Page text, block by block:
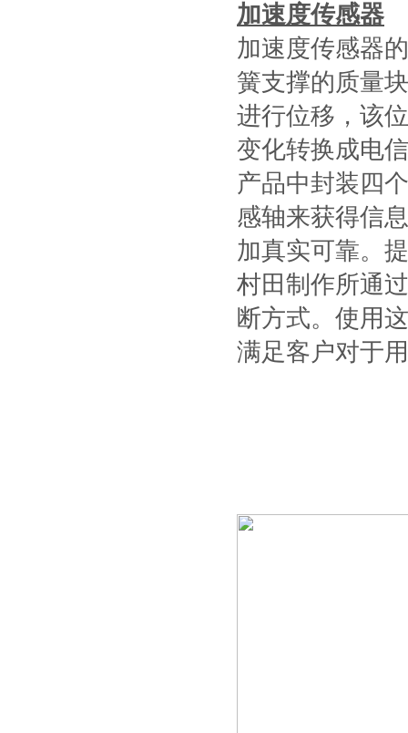
加速度传感器
加速度传感器
簧支撑的质量
进行位移，该
变化转换成电
产品中封装四
感轴来获得信
加真实可靠。
村田制作所通
断方式。使用
满足客户对于